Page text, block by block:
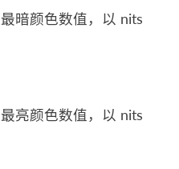
暗颜色数值，以 nits
亮颜色数值，以 nits